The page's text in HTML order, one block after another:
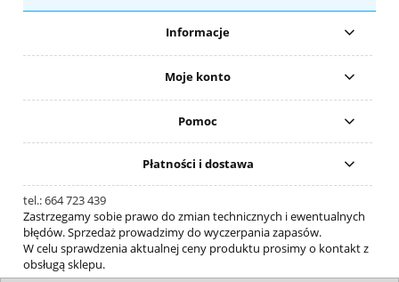
Informacje
Moje konto
Pomoc
Płatności i dostawa
tel.: 664 723 439
Zastrzegamy sobie prawo do zmian technicznych i ewentualnych
błędów. Sprzedaż prowadzimy do wyczerpania zapasów.
W celu sprawdzenia aktualnej ceny produktu prosimy o kontakt z
obsługą sklepu.